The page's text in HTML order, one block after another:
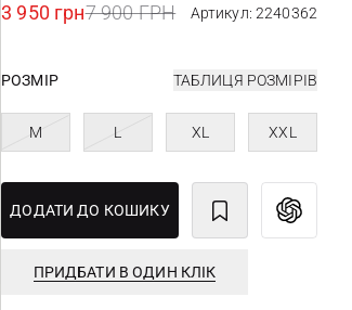
3 950 грн7 900 ГРН Артикул: 2240362
РОЗМІР ТАБЛИЦЯ РОЗМІРІВ
M L XL XXL
ДОДАТИ ДО КОШИКУ
ПРИДБАТИ В ОДИН КЛІК